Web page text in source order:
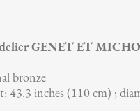
GENET ET
bronze
43.3 inches (110 cm) ;